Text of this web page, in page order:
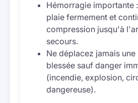
Hémorragie importante
plaie fermement et
compression jusqu'à
secours.
Ne déplacez jamais
blessée sauf danger
(incendie, explosion,
dangereuse).